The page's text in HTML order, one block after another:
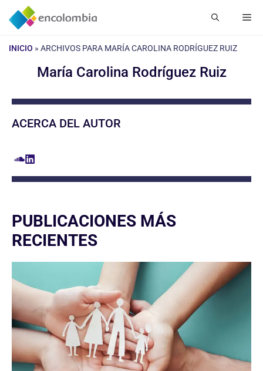
Saltar
INICIO » ARCHIVOS PARA MARÍA CAROLINA RODRÍGUEZ RUIZ
María Carolina Rodríguez Ruiz
ACERCA DEL AUTOR
PUBLICACIONES MÁS
RECIENTES